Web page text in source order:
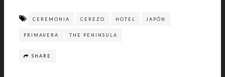
CEREMONIA CEREZO HOTEL JAPÓN
PRIMAVERA THE PENINSULA
SHARE